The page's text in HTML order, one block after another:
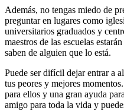
Además, no tengas miedo de
preguntar en lugares como
universitarios graduados y
maestros de las escuelas
saben de alguien que lo está.
Puede ser difícil dejar entrar a
tus peores y mejores
para ellos y una gran ayuda
amigo para toda la vida y